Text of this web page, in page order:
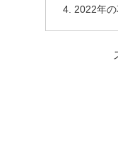
2022年